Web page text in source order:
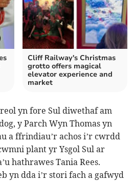
Cliff Railway's Christmas
grotto offers magical
elevator experience and
market
yn fore Sul diwethaf am
y Parch Wyn Thomas yn
a ffrindiau’r achos i’r cwrdd
plant yr Ysgol Sul ar
hathrawes Tania Rees.
yn dda i’r stori fach a gafwyd